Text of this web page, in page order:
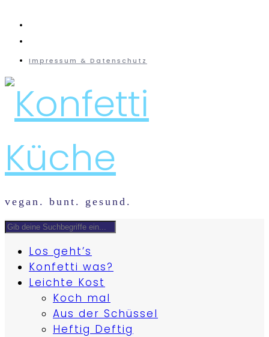
Impressum & Datenschutz
vegan. bunt. gesund.
Los geht’s
Konfetti was?
Leichte Kost
Koch mal
Aus der Schüssel
Heftig Deftig